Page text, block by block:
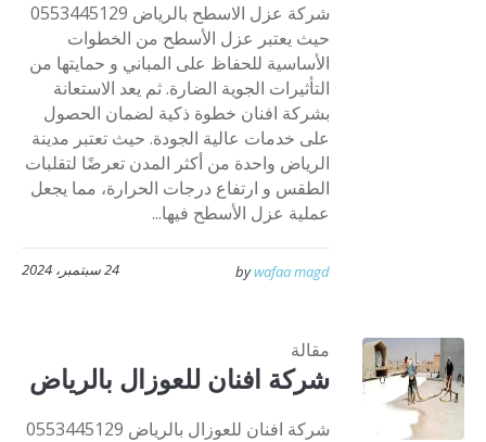
شركة عزل الاسطح بالرياض 0553445129
حيث يعتبر عزل الأسطح من الخطوات
الأساسية للحفاظ على المباني و حمايتها من
التأثيرات الجوية الضارة. ثم يعد الاستعانة
بشركة افنان خطوة ذكية لضمان الحصول
على خدمات عالية الجودة. حيث تعتبر مدينة
الرياض واحدة من أكثر المدن تعرضًا لتقلبات
الطقس و ارتفاع درجات الحرارة، مما يجعل
عملية عزل الأسطح فيها...
24 سبتمبر، 2024 bywafaa magd
مقالة
شركة افنان للعوزال بالرياض
شركة افنان للعوزال بالرياض 0553445129